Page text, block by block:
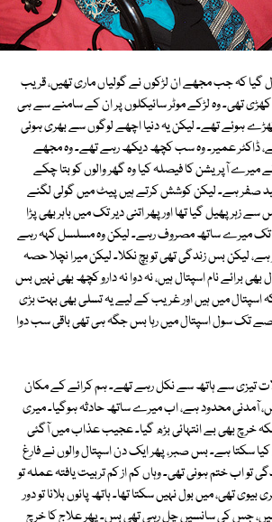
گیا کہ جب مجھے ان لڑکوں نے گولیاں ماری تھیں، قریب
تھی۔ وہ لڑکے موٹر سائیکلوں پر ان کے سامنے سے ہی
ہوئے تھے۔ لیکن یہ دنیا اچھے لوگوں سے بھری ہوئی
ڈاکٹر عمیر۔ وہ سب کچھ دیکھ رہے تھے۔ وہ مجھے
میرے آپریشن کا فیصلہ کیا وہ گھر والوں کو بتا چکے
صفر ہے۔ لیکن کوشش کرتے ہیں پیٹ میں گولی لگنے
زہر پھیل گیا تھا اور پھر اتنی دیر تک میں باہر بھی پڑا
تک میرے ساتھ مصروف رہے۔ لیکن وہ مسلسل کہہ رہے
لیکن بس زندگی تھی تو بچ نکلا۔ لیکن میرا نچلا حصہ
بھی برائے نام اسپتال ہیں، نہ دوا نہ دارو کچھ بھی نہیں بس
میں ہیں اور غریب کے لیے یہ تسلی بھی بہت بڑی
سول اسپتال میں رہا بس جگہ ہی تھی باقی سب دوا
تیزی سے ہاتھ سے نکل رہے تھے۔ ہم کرائے کے مکان
آمدنی محدود ہے، اب میرے ساتھ حادثہ ہوگیا۔ میری
خرچ بھی بے انتہائی بڑھ گیا۔ عجیب عذاب میں آگئی
سکتا ہے۔ بس صبر، پھر ایک دن اسپتال والوں نے فارغ
تو اب ختم ہونی تھی۔ وہاں کم از کم تربیت یافتہ عملہ تو
تھی، میں بول نہیں سکتا تھا۔ ہاتھ پائوں ہلانا تو دور
جس کی سانسیں چل رہی تھی بس۔ پھر علاج کا خرچ